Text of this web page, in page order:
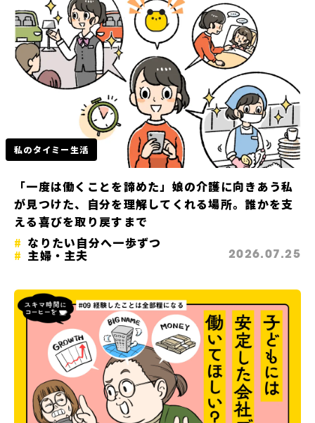
私のタイミー生活
「一度は働くことを諦めた」娘の介護に向きあう私
が見つけた、自分を理解してくれる場所。誰かを支
える喜びを取り戻すまで
なりたい自分へ一歩ずつ
主婦・主夫 2026.07.25